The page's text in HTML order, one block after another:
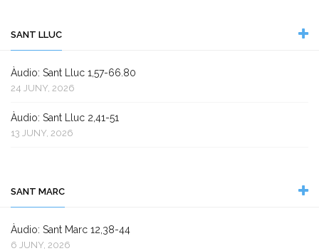
SANT LLUC
Àudio: Sant Lluc 1,57-66.80
24 JUNY, 2026
Àudio: Sant Lluc 2,41-51
13 JUNY, 2026
SANT MARC
Àudio: Sant Marc 12,38-44
6 JUNY, 2026